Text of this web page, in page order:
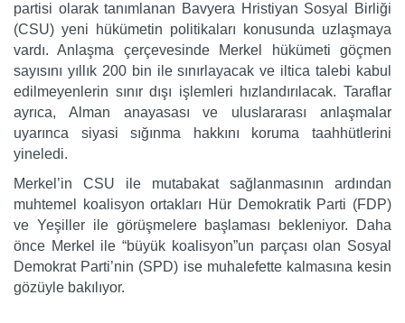
partisi olarak tanımlanan Bavyera Hristiyan Sosyal Birliği
(CSU) yeni hükümetin politikaları konusunda uzlaşmaya
vardı. Anlaşma çerçevesinde Merkel hükümeti göçmen
sayısını yıllık 200 bin ile sınırlayacak ve iltica talebi kabul
edilmeyenlerin sınır dışı işlemleri hızlandırılacak. Taraflar
ayrıca, Alman anayasası ve uluslararası anlaşmalar
uyarınca siyasi sığınma hakkını koruma taahhütlerini
yineledi.
Merkel’in CSU ile mutabakat sağlanmasının ardından
muhtemel koalisyon ortakları Hür Demokratik Parti (FDP)
ve Yeşiller ile görüşmelere başlaması bekleniyor. Daha
önce Merkel ile “büyük koalisyon”un parçası olan Sosyal
Demokrat Parti’nin (SPD) ise muhalefette kalmasına kesin
gözüyle bakılıyor.